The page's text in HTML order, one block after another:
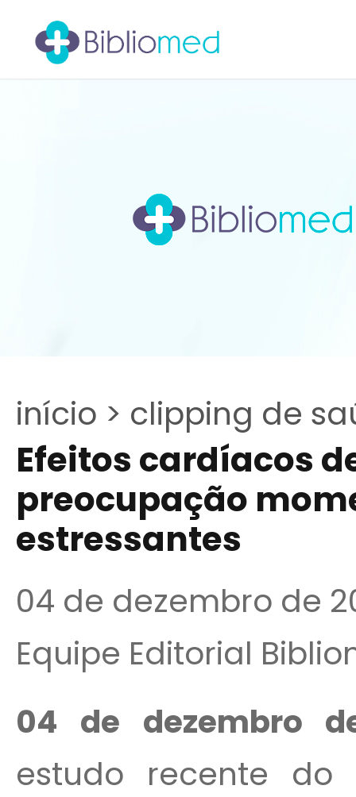
início > clipping de
Efeitos cardíacos
preocupação
estressantes
04 de dezembro de
Equipe Editorial
04 de dezembro
estudo recente